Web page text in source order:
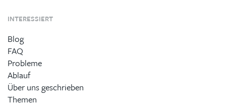
INTERESSIERT
Blog
FAQ
Probleme
Ablauf
Über uns geschrieben
Themen